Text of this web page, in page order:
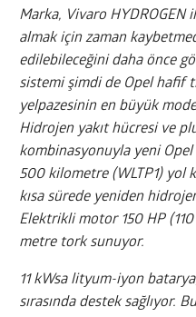
Marka, Vivaro HYDROGEN
almak için zaman
edilebileceğini daha önce
sistemi şimdi de Opel hafif
yelpazesinin en büyük
Hidrojen yakıt hücresi ve
kombinasyonuyla yeni Opel
500 kilometre (WLTP1) yol
kısa sürede yeniden
Elektrikli motor 150 HP
metre tork sunuyor.
11 kWsa lityum-iyon
sırasında destek sağlıyor.